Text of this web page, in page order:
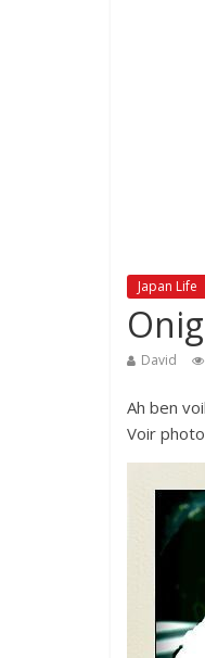
Japan Life
David
Ah ben
Voir